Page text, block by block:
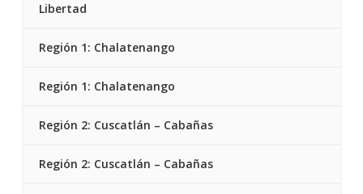
Libertad
Región 1: Chalatenango
Región 1: Chalatenango
Región 2: Cuscatlán – Cabañas
Región 2: Cuscatlán – Cabañas